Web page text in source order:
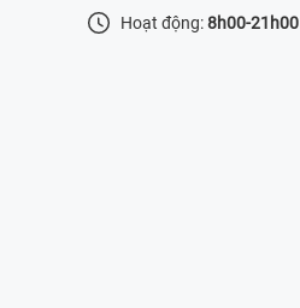
Hoạt động:8h00-21h00